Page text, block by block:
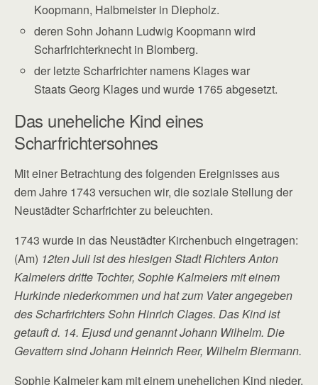
Koopmann, Halbmeister in Diepholz.
deren Sohn Johann Ludwig Koopmann wird
Scharfrichterknecht in Blomberg.
der letzte Scharfrichter namens Klages war
Staats Georg Klages und wurde 1765 abgesetzt.
Das uneheliche Kind eines
Scharfrichtersohnes
Mit einer Betrachtung des folgenden Ereignisses aus
dem Jahre 1743 versuchen wir, die soziale Stellung der
Neustädter Scharfrichter zu beleuchten.
1743 wurde in das Neustädter Kirchenbuch eingetragen:
(Am) 12ten Juli ist des hiesigen Stadt Richters Anton
Kalmeiers dritte Tochter, Sophie Kalmeiers mit einem
Hurkinde niederkommen und hat zum Vater angegeben
des Scharfrichters Sohn Hinrich Clages. Das Kind ist
getauft d. 14. Ejusd und genannt Johann Wilhelm. Die
Gevattern sind Johann Heinrich Reer, Wilhelm Biermann.
Sophie Kalmeier kam mit einem unehelichen Kind nieder,